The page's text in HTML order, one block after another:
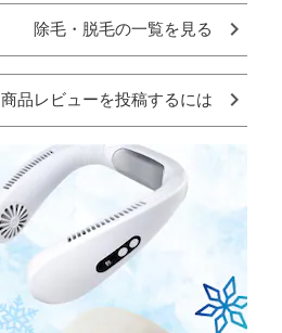
除毛・脱毛の一覧を見る
商品レビューを投稿するには